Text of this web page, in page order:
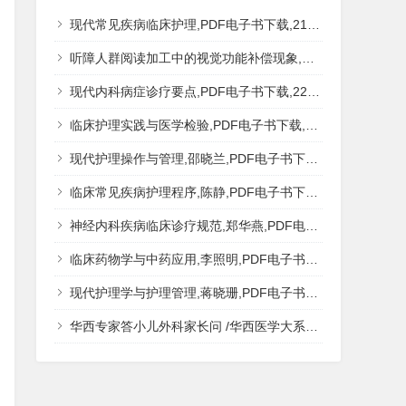
现代常见疾病临床护理,PDF电子书下载,217MB,网盘资源
听障人群阅读加工中的视觉功能补偿现象,秦钊,PDF电子书下载,网盘资源
现代内科病症诊疗要点,PDF电子书下载,223MB,网盘资源
临床护理实践与医学检验,PDF电子书下载,193MB,网盘资源
现代护理操作与管理,邵晓兰,PDF电子书下载,242MB,网盘资源
临床常见疾病护理程序,陈静,PDF电子书下载,185MB,网盘资源
神经内科疾病临床诊疗规范,郑华燕,PDF电子书下载,188MB,网盘资源
临床药物学与中药应用,李照明,PDF电子书下载,202MB,网盘资源
现代护理学与护理管理,蒋晓珊,PDF电子书下载,223MB,网盘资源
华西专家答小儿外科家长问 /华西医学大系?医学科普,PDF电子书网盘下载